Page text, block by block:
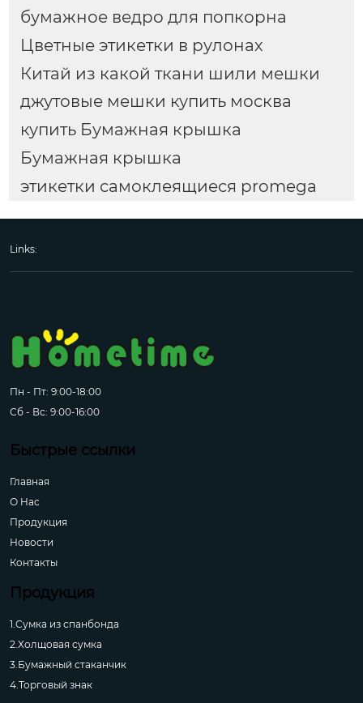
бумажное ведро для попкорна
Цветные этикетки в рулонах
Китай из какой ткани шили мешки
джутовые мешки купить москва
купить Бумажная крышка
Бумажная крышка
этикетки самоклеящиеся promega
Links:
Пн - Пт: 9:00-18:00
Сб - Вс: 9:00-16:00
Быстрые ссылки
Главная
О Hас
Продукция
Новости
Контакты
Продукция
1.Сумка из спанбонда
2.Холщовая сумка
3.Бумажный стаканчик
4.Торговый знак